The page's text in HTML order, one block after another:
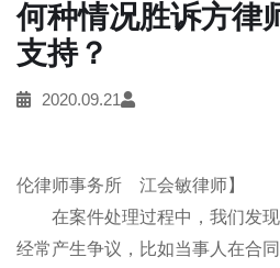
何种情况胜诉方律
支持？
2020.09.21
【上
伦律师事务所 江会敏律师】
在案件处理过程中，我们发现
经常产生争议，比如当事人在合